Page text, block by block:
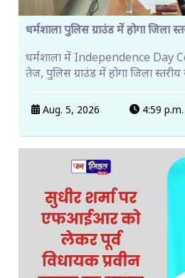
धर्मशाला पुलिस ग्राउंड में होगा जिला
धर्मशाला में Independence Day
तेज, पुलिस ग्राउंड में होगा जिला स्तरीय
Aug. 5, 2026 4:59 p.m.